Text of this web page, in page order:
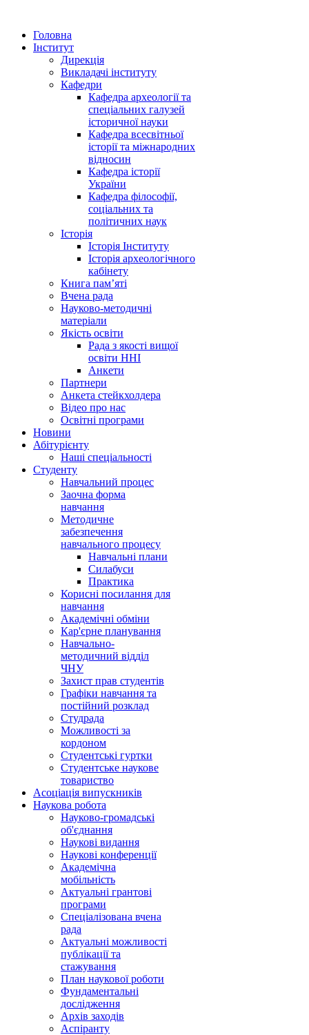
Головна
Інститут
Дирекція
Викладачі інституту
Кафедри
Кафедра археології та
спеціальних галузей
історичної науки
Кафедра всесвітньої
історії та міжнародних
відносин
Кафедра історії
України
Кафедра філософії,
соціальних та
політичних наук
Історія
Історія Інституту
Історія археологічного
кабінету
Книга памʼяті
Вчена рада
Науково-методичні
матеріали
Якість освіти
Рада з якості вищої
освіти ННІ
Анкети
Партнери
Анкета стейкхолдера
Відео про нас
Освітні програми
Hовини
Абітурієнту
Наші спеціальності
Студенту
Навчальний процес
Заочна форма
навчання
Методичне
забезпечення
навчального процесу
Навчальні плани
Силабуси
Практика
Корисні посилання для
навчання
Академічні обміни
Кар'єрне планування
Навчально-
методичний відділ
ЧНУ
Захист прав студентів
Графіки навчання та
постійний розклад
Студрада
Можливості за
кордоном
Студентські гуртки
Студентське наукове
товариство
Асоціація випускників
Наукова робота
Науково-громадські
об'єднання
Наукові видання
Наукові конференції
Академічна
мобільність
Актуальні грантові
програми
Спеціалізована вчена
рада
Актуальні можливості
публікації та
стажування
План наукової роботи
Фундаментальні
дослідження
Архів заходів
Аспіранту